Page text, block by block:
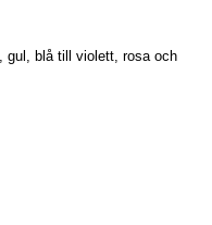
gul, blå till violett, rosa och